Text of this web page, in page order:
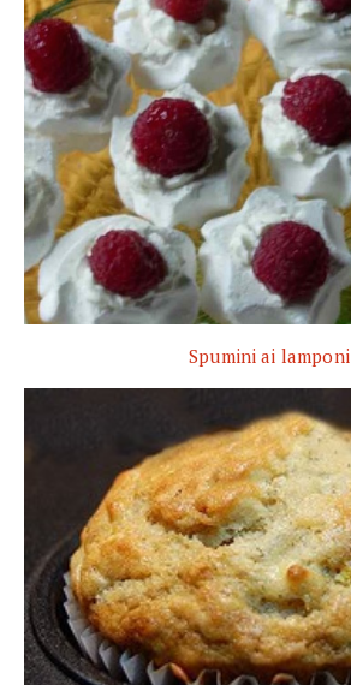
Spumini ai lamponi